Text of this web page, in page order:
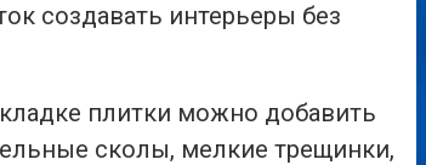
создавать интерьеры без
плитки можно добавить
сколы, мелкие трещинки,